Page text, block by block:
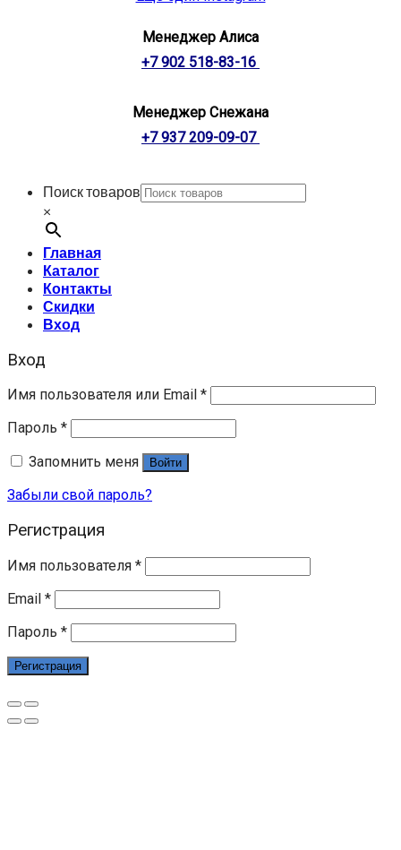
Менеджер Алиса
+7 902 518-83-16
Менеджер Снежана
+7 937 209-09-07
Поиск товаров
×
Главная
Каталог
Контакты
Скидки
Вход
Вход
Имя пользователя или Email *
Пароль *
Запомнить меня
Войти
Забыли свой пароль?
Регистрация
Имя пользователя *
Email *
Пароль *
Регистрация